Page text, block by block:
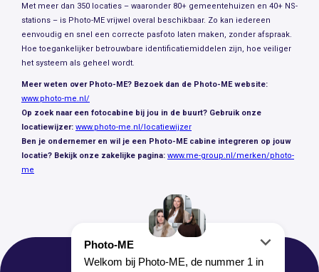
Met meer dan 350 locaties – waaronder 80+ gemeentehuizen en 40+ NS-
stations – is Photo-ME vrijwel overal beschikbaar. Zo kan iedereen
eenvoudig en snel een correcte pasfoto laten maken, zonder afspraak.
Hoe toegankelijker betrouwbare identificatiemiddelen zijn, hoe veiliger
het systeem als geheel wordt.
Meer weten over Photo-ME? Bezoek dan de Photo-ME website:
www.photo-me.nl/
Op zoek naar een fotocabine bij jou in de buurt? Gebruik onze
locatiewijzer: www.photo-me.nl/locatiewijzer
Ben je ondernemer en wil je een Photo-ME cabine integreren op jouw
locatie? Bekijk onze zakelijke pagina: www.me-group.nl/merken/photo-
me